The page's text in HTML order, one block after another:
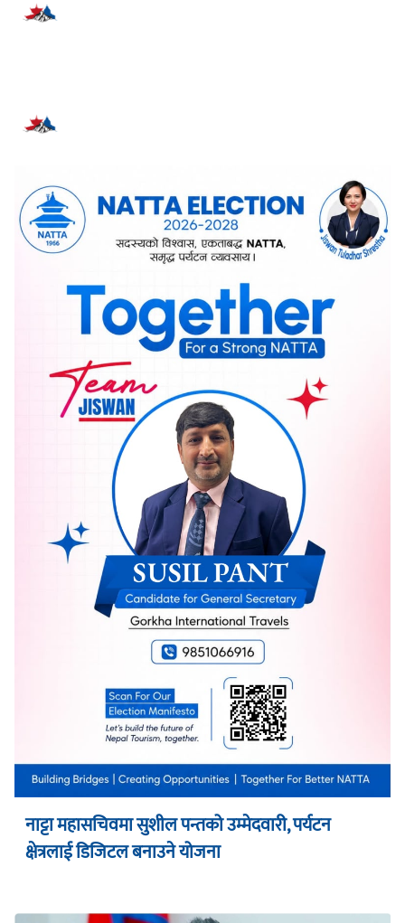
नाट्टा महासचिवमा सुशील पन्तको उम्मेदवारी, पर्यटन
क्षेत्रलाई डिजिटल बनाउने योजना